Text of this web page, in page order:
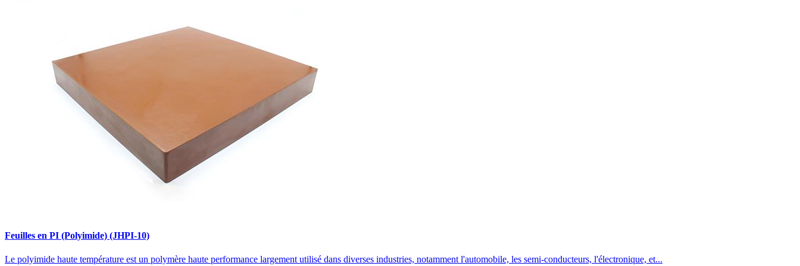
Feuilles en PI (Polyimide) (JHPI-10)
Le polyimide haute température est un polymère haute performance largement utilisé dans diverses industries, notamment l'automobile, les semi-conducteurs, l'électronique, et...